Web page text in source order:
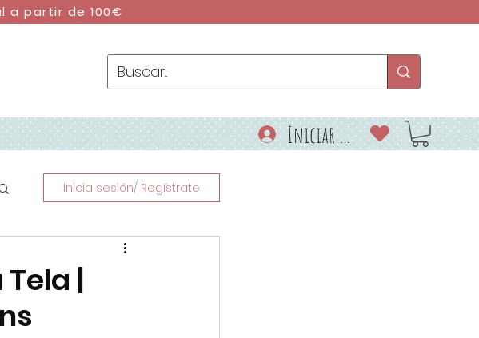
a partir de 100€
Iniciar sesión
Inicia sesión/ Regístrate
|